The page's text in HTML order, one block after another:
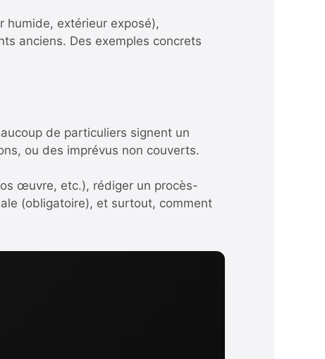
humide, extérieur exposé),
anciens. Des exemples concrets
de particuliers signent un
ou des imprévus non couverts.
œuvre, etc.), rédiger un procès-
(obligatoire), et surtout, comment